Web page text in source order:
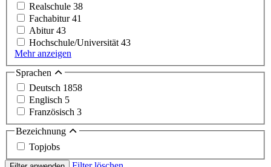
Realschule 38
Fachabitur41
Abitur43
Hochschule/Universität 43
Mehr anzeigen
Sprachen
Deutsch 1858
Englisch 5
Französisch 3
Bezeichnung
Topjobs